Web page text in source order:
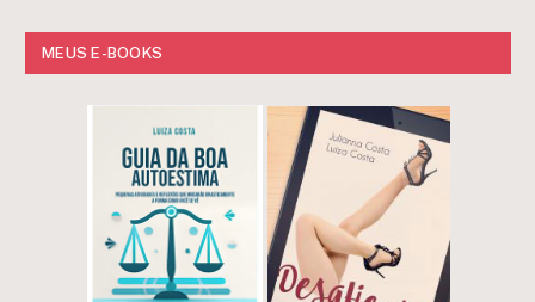
MEUS E-BOOKS